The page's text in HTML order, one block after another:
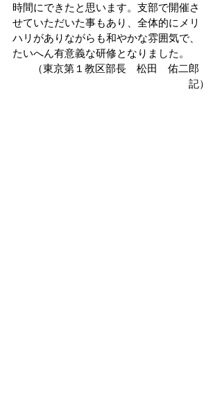
時間にできたと思います。支部で開催さ
せていただいた事もあり、全体的にメリ
ハリがありながらも和やかな雰囲気で、
たいへん有意義な研修となりました。
記）